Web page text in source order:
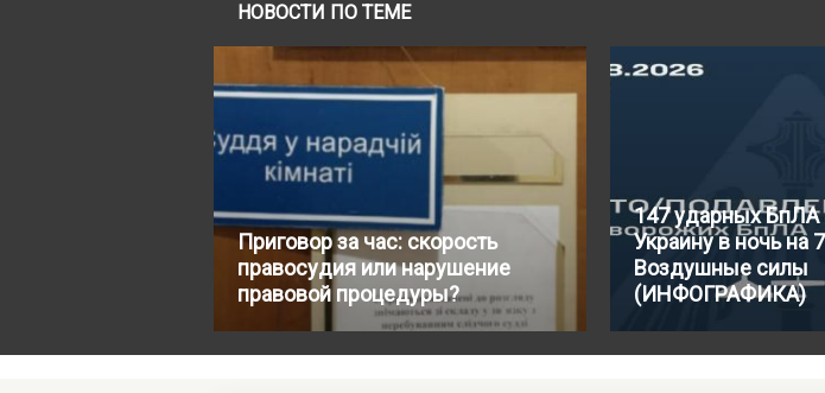
НОВОСТИ ПО ТЕМЕ
Приговор за час: скорость
правосудия или нарушение
правовой процедуры?
147 ударных БпЛА
Украину в ночь на
Воздушные силы
(ИНФОГРАФИКА)